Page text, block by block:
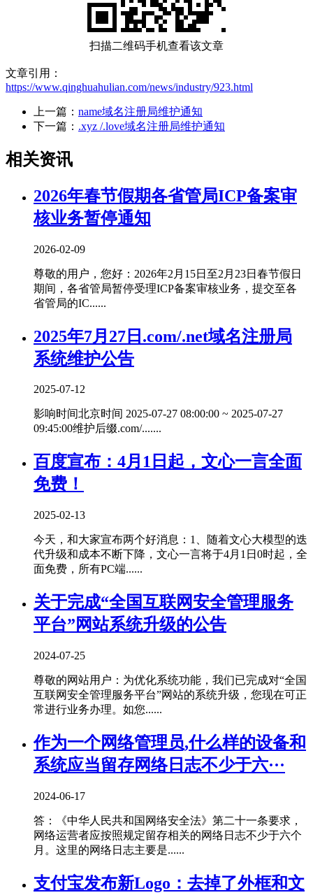
扫描二维码手机查看该文章
文章引用：
https://www.qinghuahulian.com/news/industry/923.html
上一篇： name域名注册局维护通知
下一篇： .xyz /.love域名注册局维护通知
相关资讯
2026年春节假期各省管局ICP备案审
核业务暂停通知
2026-02-09
尊敬的用户，您好：2026年2月15日至2月23日春节假日
期间，各省管局暂停受理ICP备案审核业务，提交至各
省管局的IC......
2025年7月27日.com/.net域名注册局
系统维护公告
2025-07-12
影响时间北京时间 2025-07-27 08:00:00 ~ 2025-07-27
09:45:00维护后缀.com/.......
百度宣布：4月1日起，文心一言全面
免费！
2025-02-13
今天，和大家宣布两个好消息：1、随着文心大模型的迭
代升级和成本不断下降，文心一言将于4月1日0时起，全
面免费，所有PC端......
关于完成“全国互联网安全管理服务
平台”网站系统升级的公告
2024-07-25
尊敬的网站用户：为优化系统功能，我们已完成对“全国
互联网安全管理服务平台”网站的系统升级，您现在可正
常进行业务办理。如您......
作为一个网络管理员,什么样的设备和
系统应当留存网络日志不少于六···
2024-06-17
答：《中华人民共和国网络安全法》第二十一条要求，
网络运营者应按照规定留存相关的网络日志不少于六个
月。这里的网络日志主要是......
支付宝发布新Logo：去掉了外框和文